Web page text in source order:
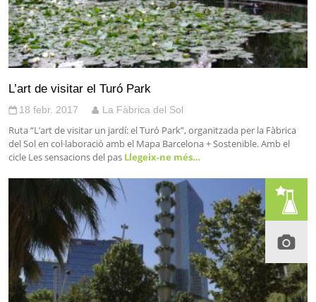
L’art de visitar el Turó Park
18 febr. 2017 La Fàbrica del Sol
Ruta “L’art de visitar un jardí: el Turó Park”, organitzada per la Fàbrica
del Sol en col·laboració amb el Mapa Barcelona + Sostenible. Amb el
cicle Les sensacions del pas Llegeix-ne més…